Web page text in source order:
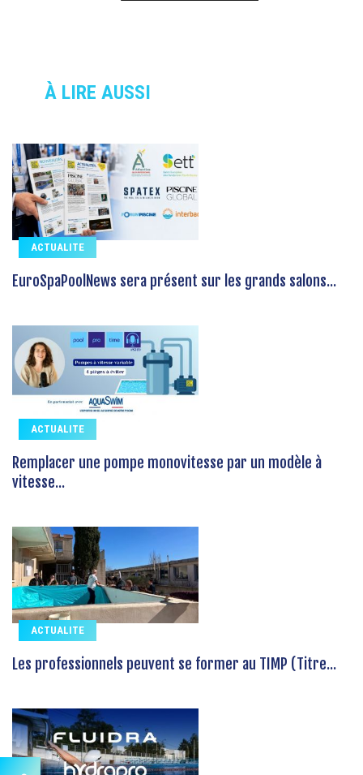
À LIRE AUSSI
ACTUALITE
EuroSpaPoolNews sera présent sur les grands salons...
ACTUALITE
Remplacer une pompe monovitesse par un modèle à
vitesse...
ACTUALITE
Les professionnels peuvent se former au TIMP (Titre...